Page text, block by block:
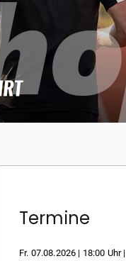
Termine
Fr. 07.08.2026 | 18:00 Uhr